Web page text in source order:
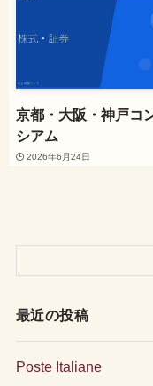
京都・大阪・神戸コ
シアム
2026年6月24日
最近の投稿
Poste Italiane